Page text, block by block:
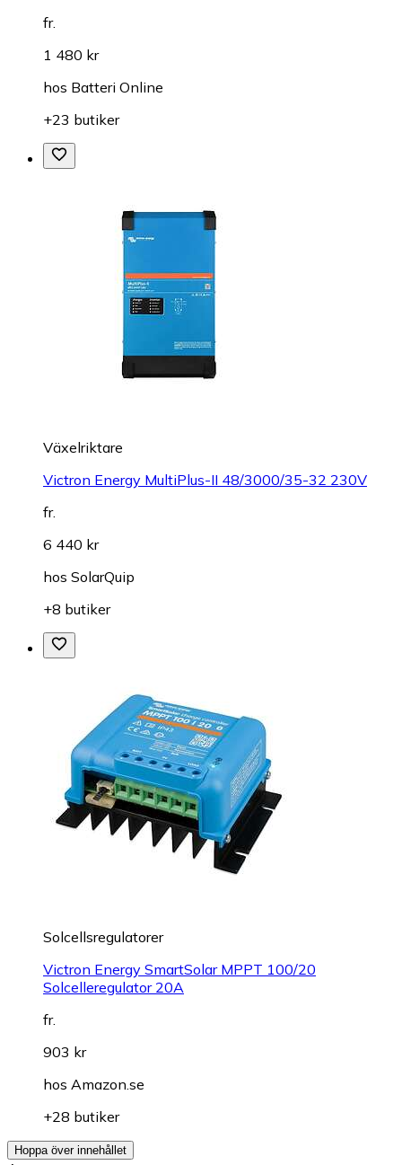
fr.
1 480 kr
hos Batteri Online
+23 butiker
Växelriktare
Victron Energy MultiPlus-II 48/3000/35-32 230V
fr.
6 440 kr
hos SolarQuip
+8 butiker
Solcellsregulatorer
Victron Energy SmartSolar MPPT 100/20
Solcelleregulator 20A
fr.
903 kr
hos Amazon.se
+28 butiker
Hoppa över innehållet